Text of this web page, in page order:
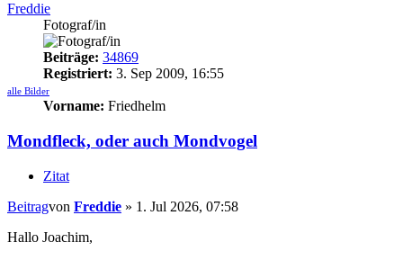
Freddie
Fotograf/in
Beiträge: 34869
Registriert: 3. Sep 2009, 16:55
alle Bilder
Vorname: Friedhelm
Mondfleck, oder auch Mondvogel
Zitat
Beitragvon Freddie » 1. Jul 2026, 07:58
Hallo Joachim,